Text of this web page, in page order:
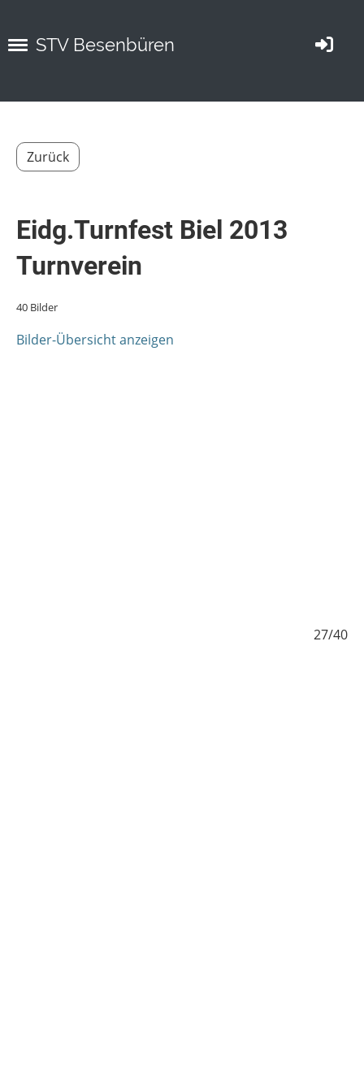
STV Besenbüren
Zurück
Eidg.Turnfest Biel 2013
Turnverein
40 Bilder
Bilder-Übersicht anzeigen
27/40